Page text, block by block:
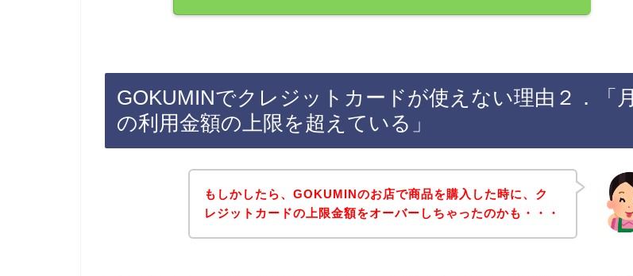
GOKUMINでクレジットカードが使えない理由２．「月
の利用金額の上限を超えている」
もしかしたら、GOKUMINのお店で商品を購入した時に、ク
レジットカードの上限金額をオーバーしちゃったのかも・・・